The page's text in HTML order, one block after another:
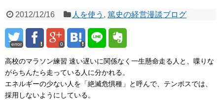
2012/12/16 人を使う ,篤史の経営漫談ブログ
error 0
高校のマラソン練習 速い遅いに関係なく一生懸命走る人と、喋りな
がらちんたら走っている人に分かれる。
エネルギーの少ない人を「絶滅危惧種」と呼んで、テンポスでは、
採用しないようにしている。